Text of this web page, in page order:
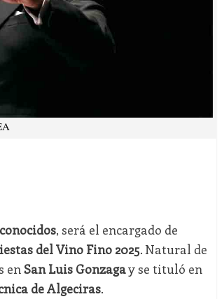
, será el encargado de
del Vino Fino 2025. Natural de
enSan Luis Gonzagay se tituló en
de Algeciras.